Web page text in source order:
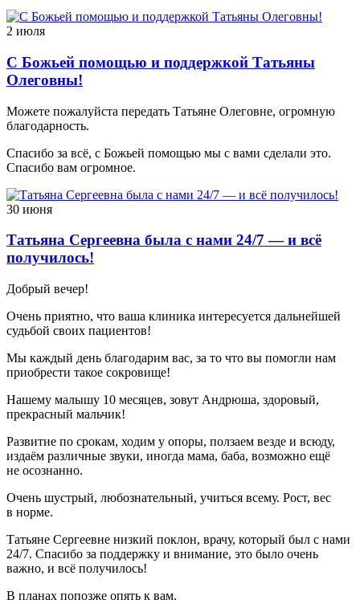
2 июля
С Божьей помощью и поддержкой Татьяны
Олеговны!
Можете пожалуйста передать Татьяне Олеговне, огромную
благодарность.
Спасибо за всё, с Божьей помощью мы с вами сделали это.
Спасибо вам огромное.
30 июня
Татьяна Сергеевна была с нами 24/7 — и всё
получилось!
Добрый вечер!
Очень приятно, что ваша клиника интересуется дальнейшей
судьбой своих пациентов!
Мы каждый день благодарим вас, за то что вы помогли нам
приобрести такое сокровище!
Нашему малышу 10 месяцев, зовут Андрюша, здоровый,
прекрасный мальчик!
Развитие по срокам, ходим у опоры, ползаем везде и всюду,
издаём различные звуки, иногда мама, баба, возможно ещё
не осознанно.
Очень шустрый, любознательный, учиться всему. Рост, вес
в норме.
Татьяне Сергеевне низкий поклон, врачу, который был с нами
24/7. Спасибо за поддержку и внимание, это было очень
важно, и всё получилось!
В планах попозже опять к вам.